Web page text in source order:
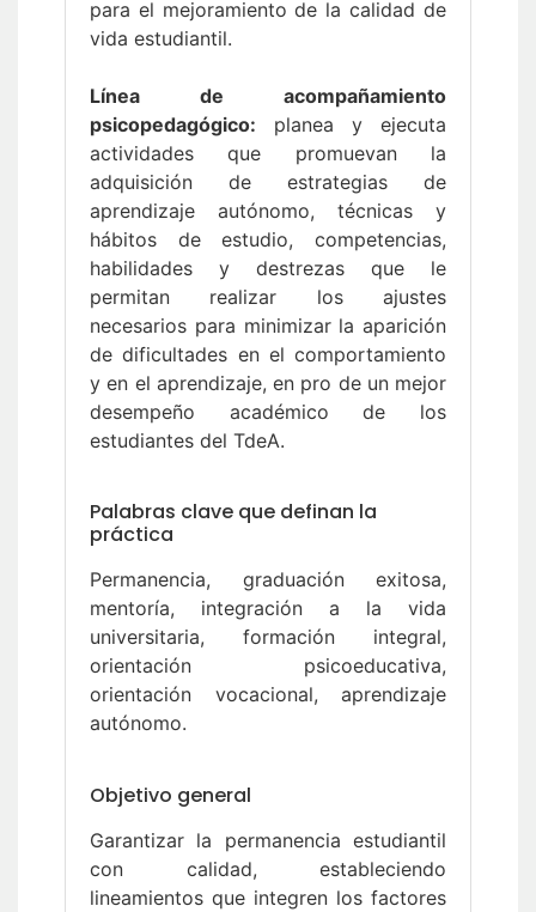
para el mejoramiento de la calidad de
vida estudiantil.
Línea de acompañamiento
psicopedagógico: planea y ejecuta
actividades que promuevan la
adquisición de estrategias de
aprendizaje autónomo, técnicas y
hábitos de estudio, competencias,
habilidades y destrezas que le
permitan realizar los ajustes
necesarios para minimizar la aparición
de dificultades en el comportamiento
y en el aprendizaje, en pro de un mejor
desempeño académico de los
estudiantes del TdeA.
Palabras clave que definan la
práctica
Permanencia, graduación exitosa,
mentoría, integración a la vida
universitaria, formación integral,
orientación psicoeducativa,
orientación vocacional, aprendizaje
autónomo.
Objetivo general
Garantizar la permanencia estudiantil
con calidad, estableciendo
lineamientos que integren los factores